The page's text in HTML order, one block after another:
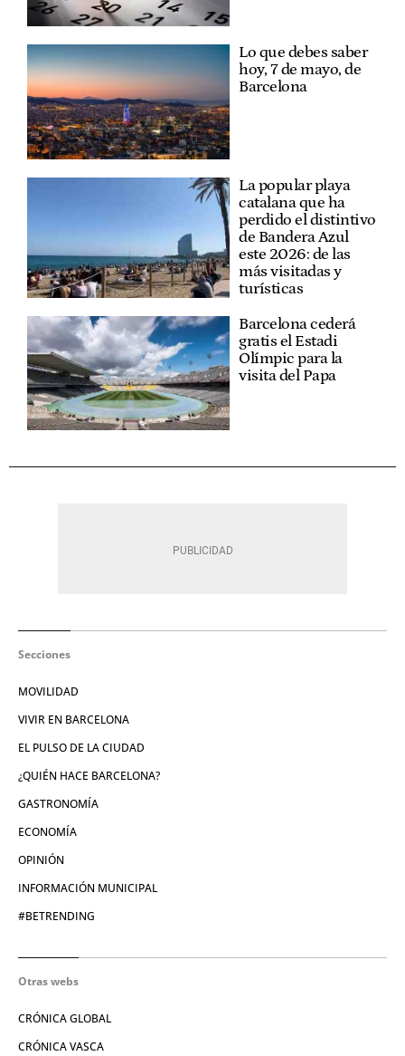
Lo que debes saber
hoy, 7 de mayo, de
Barcelona
La popular playa
catalana que ha
perdido el distintivo
de Bandera Azul
este 2026: de las
más visitadas y
turísticas
Barcelona cederá
gratis el Estadi
Olímpic para la
visita del Papa
Secciones
MOVILIDAD
VIVIR EN BARCELONA
EL PULSO DE LA CIUDAD
¿QUIÉN HACE BARCELONA?
GASTRONOMÍA
ECONOMÍA
OPINIÓN
INFORMACIÓN MUNICIPAL
#BETRENDING
Otras webs
CRÓNICA GLOBAL
CRÓNICA VASCA